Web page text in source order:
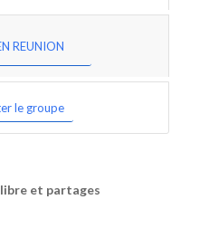
REUNION
le groupe
et partages